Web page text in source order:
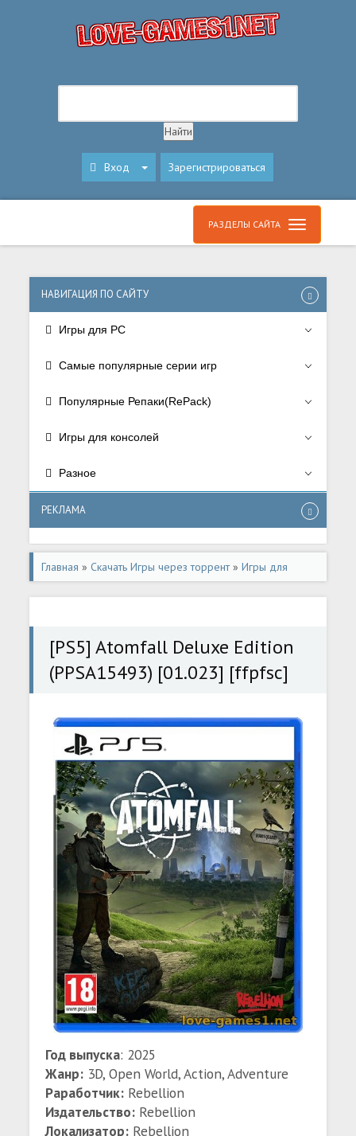
Вход Зарегистрироваться
РАЗДЕЛЫ САЙТА
НАВИГАЦИЯ ПО САЙТУ
Игры для PC
Самые популярные серии игр
Популярные Репаки(RePack)
Игры для консолей
Разное
РЕКЛАМА
Главная » Скачать Игры через торрент»Игры для
консолей»Игры для Playstation 5
[PS5] Atomfall Deluxe Edition
(PPSA15493) [01.023] [ffpfsc]
Год выпуска: 2025
Жанр: 3D, Open World, Action, Adventure
Раработчик: Rebellion
Издательство: Rebellion
Локализатор: Rebellion